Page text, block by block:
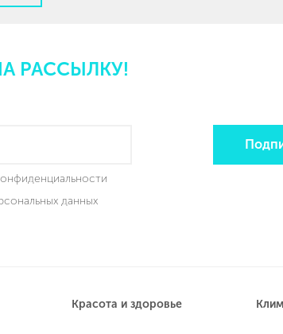
РАССЫЛКУ!
данных
Красота и здоровье